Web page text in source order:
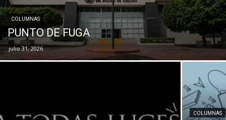
COLUMNAS
PUNTO DE FUGA
julio 31, 2026
COLUMNAS